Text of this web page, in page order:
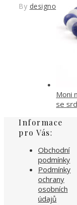
By designoved
Moni
se
Informace
pro Vás:
Obchodní
podmínky
Podmínky
ochrany
osobních
údajů